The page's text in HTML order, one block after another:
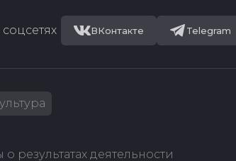
ВКонтакте Telegram
о результатах деятельности